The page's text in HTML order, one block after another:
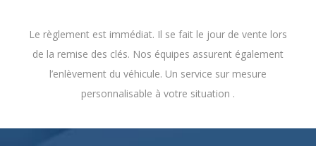
l’enlèvement du véhicule. Un service sur mesure
personnalisable à votre situation .